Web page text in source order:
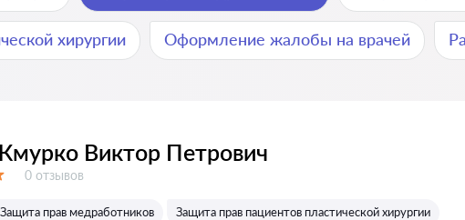
хирургии Оформление жалобы на врачей
Виктор Петрович
Отзывов:
0 отзывов
Защита прав медработников Защита прав пациентов пластической хирургии